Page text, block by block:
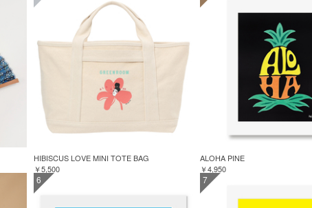
HIBISCUS LOVE MINI TOTE BAG
￥5,500
ALOHA PINE
￥4,950
6 7